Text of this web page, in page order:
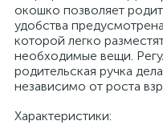
окошко позволяет
удобства
которой легко
необходимые вещи.
родительская ручка
независимо от роста
Характеристики: